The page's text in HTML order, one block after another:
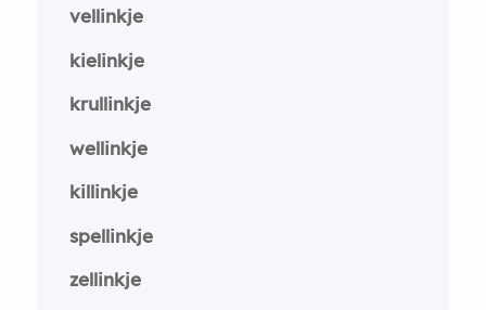
vellinkje
kielinkje
krullinkje
wellinkje
killinkje
spellinkje
zellinkje